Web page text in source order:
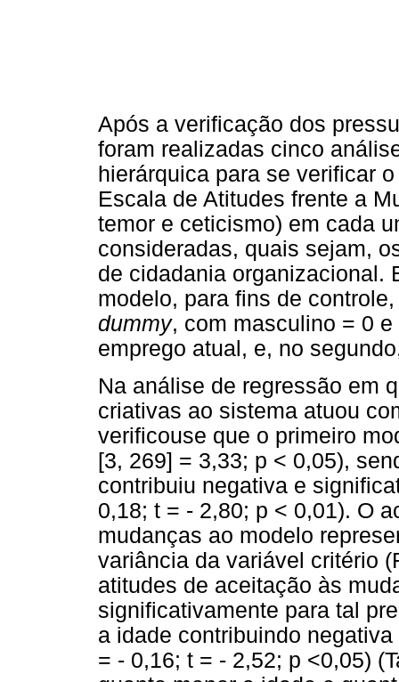
Após a verificação dos
foram realizadas cinco
hierárquica para se verificar
Escala de Atitudes frente a
temor e ceticismo) em cada
consideradas, quais sejam,
de cidadania organizacional.
modelo, para fins de
dummy, com masculino = 0
emprego atual, e, no
Na análise de regressão em
criativas ao sistema atuou
verificouse que o primeiro
[3, 269] = 3,33; p < 0,05),
contribuiu negativa e
0,18; t = - 2,80; p < 0,01). O
mudanças ao modelo
variância da variável critério
atitudes de aceitação às
significativamente para tal
a idade contribuindo
= - 0,16; t = - 2,52; p <0,05)